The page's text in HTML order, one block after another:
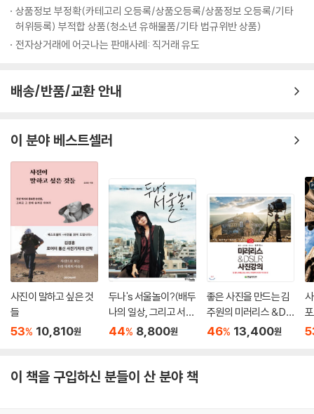
상품정보 부정확(카테고리 오등록/상품오등록/상품정보 오등록/기타
허위등록) 부적합 상품(청소년 유해물품/기타 법규위반 상품)
전자상거래에 어긋나는 판매사례: 직거래 유도
배송/반품/교환 안내
이 분야 베스트셀러
사진이 말하고 싶은 것
들
53% 10,810원
두나's 서울놀이?(배두
나의 일상, 그리고 서울
여행) : 상급
44% 8,800원
좋은 사진을 만드는 김
주원의 미러리스 & DS
LR 사진강의
46% 13,400원
이 책을 구입하신 분들이 산 분야 책